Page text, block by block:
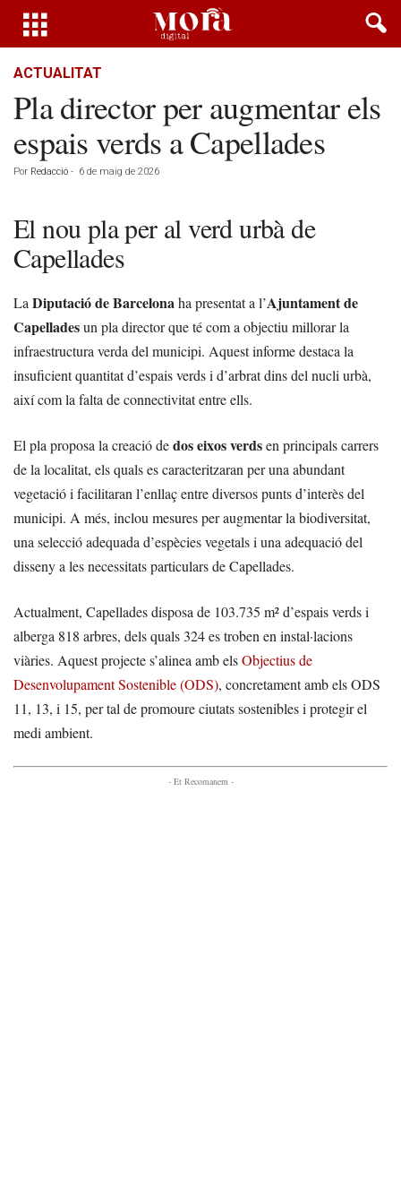
ACTUALITAT
Pla director per augmentar els
espais verds a Capellades
Por Redacció - 6 de maig de 2026
El nou pla per al verd urbà de
Capellades
La Diputació de Barcelonaha presentat a l’Ajuntament de
Capelladesun pla director que té com a objectiu millorar la
infraestructura verda del municipi. Aquest informe destaca la
insuficient quantitat d’espais verds i d’arbrat dins del nucli urbà,
així com la falta de connectivitat entre ells.
El pla proposa la creació dedos eixos verdsen principals carrers
de la localitat, els quals es caracteritzaran per una abundant
vegetació i facilitaran l’enllaç entre diversos punts d’interès del
municipi. A més, inclou mesures per augmentar la biodiversitat,
una selecció adequada d’espècies vegetals i una adequació del
disseny a les necessitats particulars de Capellades.
Actualment, Capellades disposa de 103.735 m² d’espais verds i
alberga 818 arbres, dels quals 324 es troben en instal·lacions
viàries. Aquest projecte s’alinea amb elsObjectius de
Desenvolupament Sostenible (ODS), concretament amb els ODS
11, 13, i 15, per tal de promoure ciutats sostenibles i protegir el
medi ambient.
- Et Recomanem -